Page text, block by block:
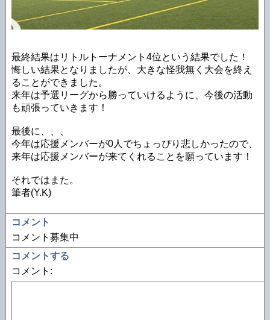
最終結果はリトルトーナメント4位という結果でした！
悔しい結果となりましたが、大きな怪我無く大会を終え
ることができました。
来年は予選リーグから勝っていけるように、今後の活動
も頑張っていきます！
最後に、、、
今年は応援メンバーが0人でちょっぴり悲しかったので、
来年は応援メンバーが来てくれることを願っています！
それではまた。
筆者(Y.K)
コメント
コメント募集中
コメントする
コメント: